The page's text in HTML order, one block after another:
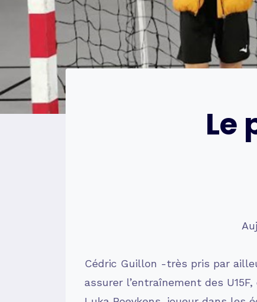
Le
Cédric Guillon -très pris par
assurer l’entraînement des